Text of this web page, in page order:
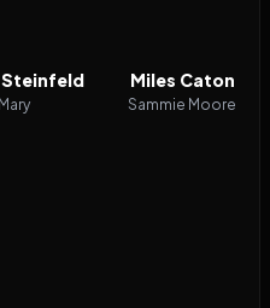
Steinfeld
Mary
Miles Caton
Sammie Moore